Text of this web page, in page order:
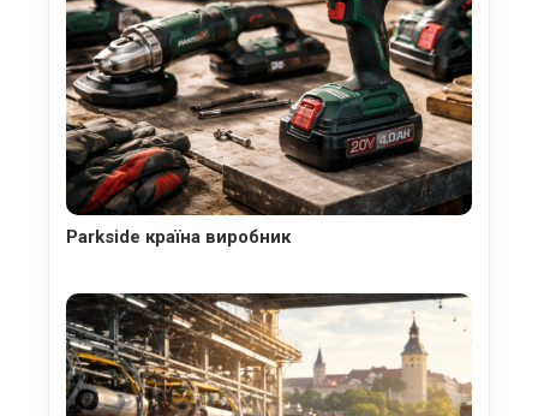
Parkside країна виробник